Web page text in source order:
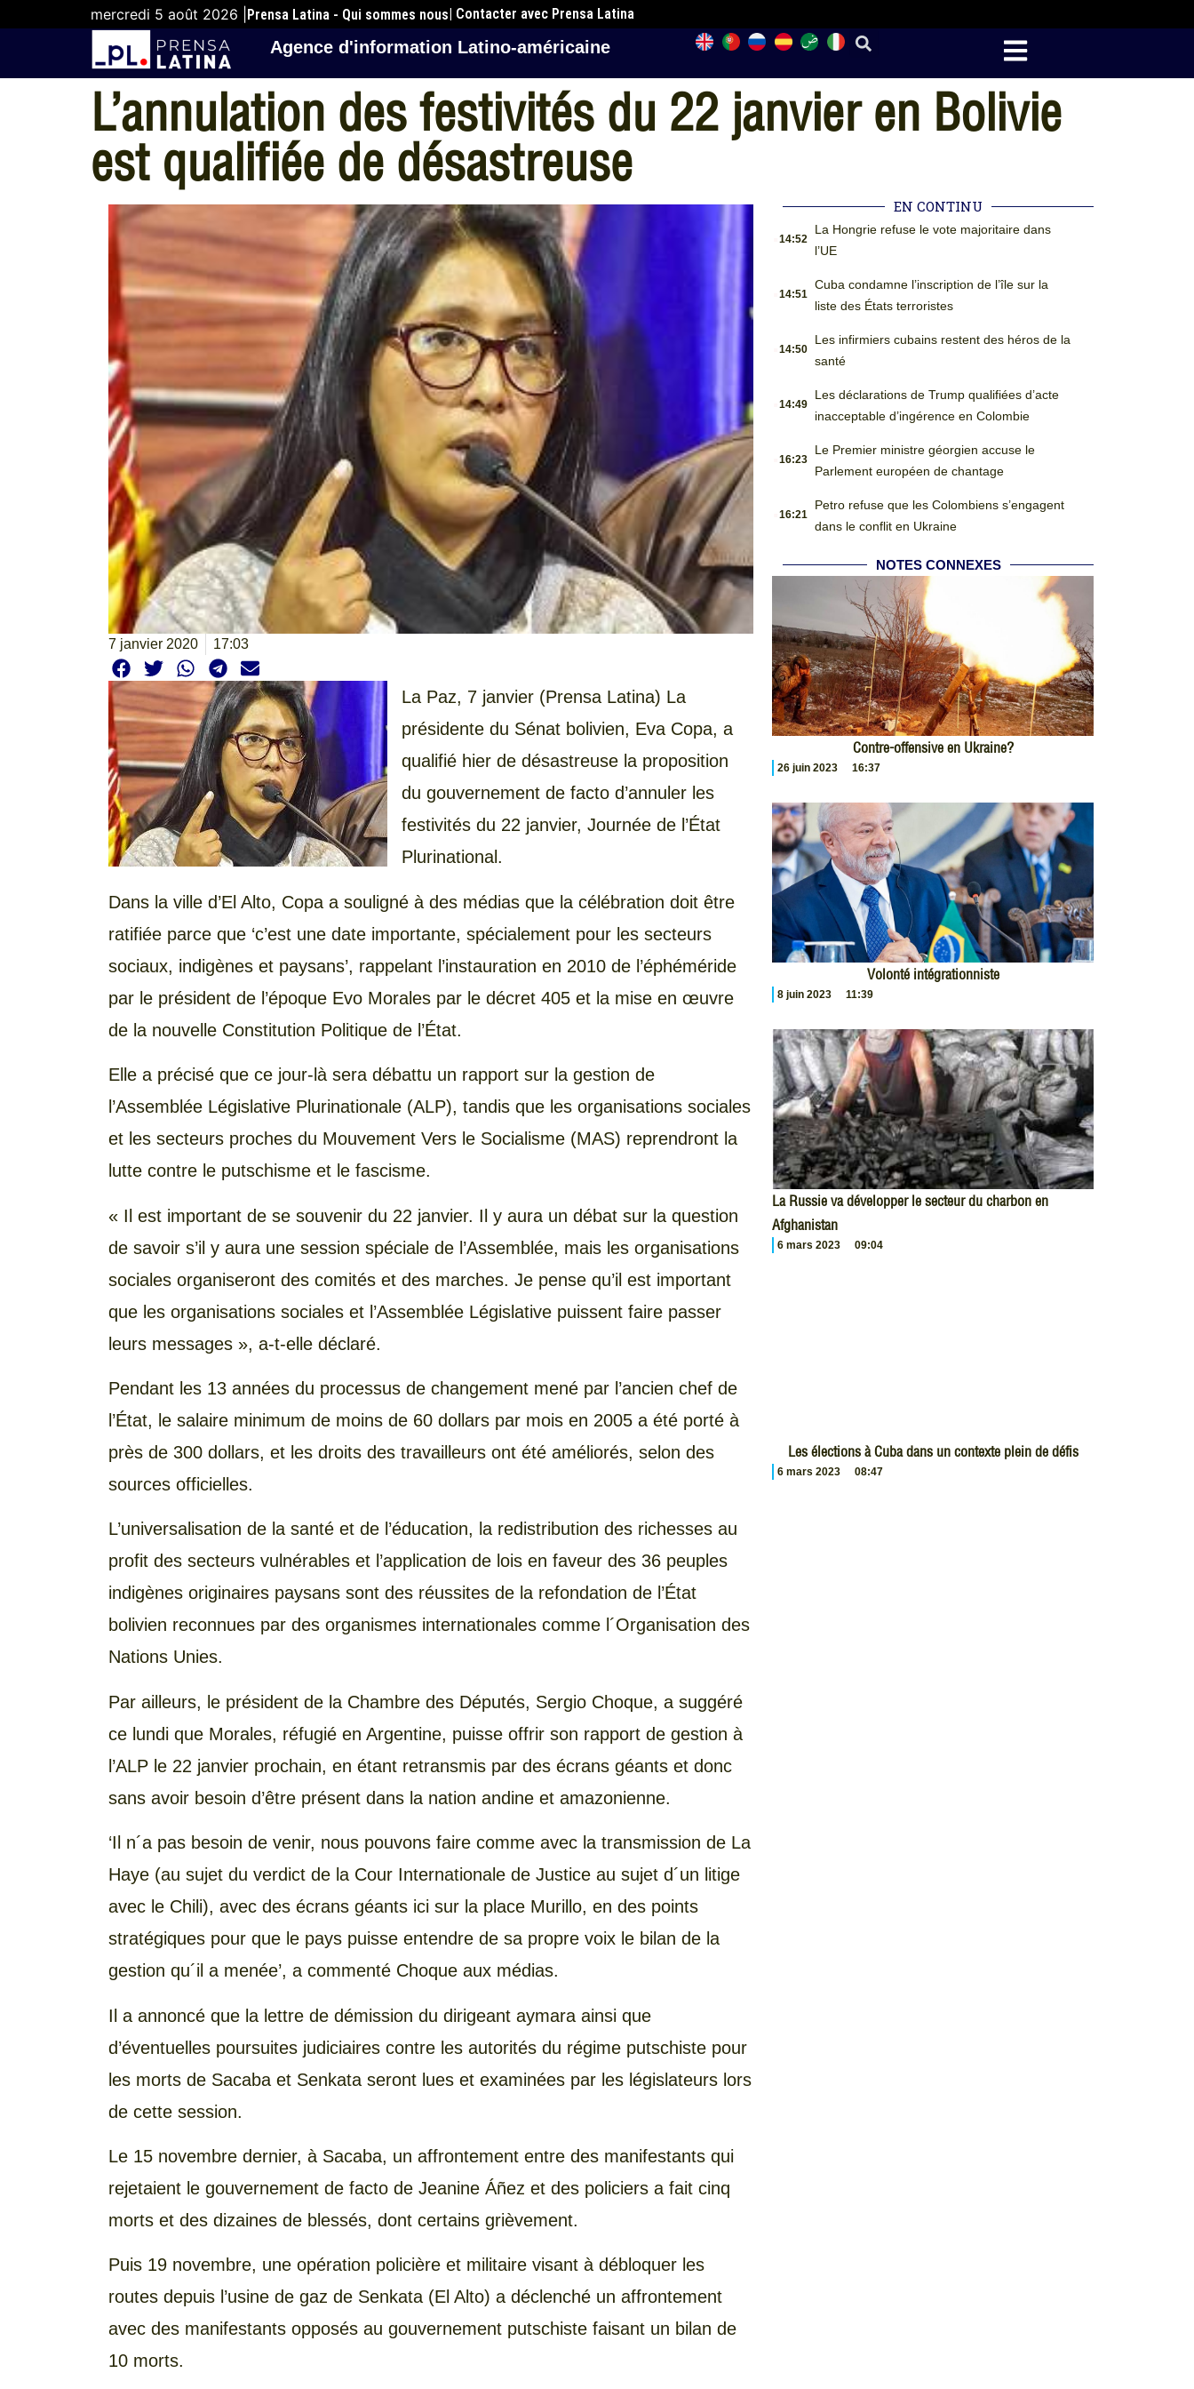
mercredi 5 août 2026 | Prensa Latina - Qui sommes nous| Contacter avec Prensa Latina
Agence d'information Latino-américaine
L’annulation des festivités du 22 janvier en Bolivie
est qualifiée de désastreuse
7 janvier 2020 17:03
La Paz, 7 janvier (Prensa Latina) La
présidente du Sénat bolivien, Eva Copa, a
qualifié hier de désastreuse la proposition
du gouvernement de facto d’annuler les
festivités du 22 janvier, Journée de l’État
Plurinational.
Dans la ville d’El Alto, Copa a souligné à des médias que la célébration doit être
ratifiée parce que ‘c’est une date importante, spécialement pour les secteurs
sociaux, indigènes et paysans’, rappelant l’instauration en 2010 de l’éphéméride
par le président de l’époque Evo Morales par le décret 405 et la mise en œuvre
de la nouvelle Constitution Politique de l’État.
Elle a précisé que ce jour-là sera débattu un rapport sur la gestion de
l’Assemblée Législative Plurinationale (ALP), tandis que les organisations sociales
et les secteurs proches du Mouvement Vers le Socialisme (MAS) reprendront la
lutte contre le putschisme et le fascisme.
« Il est important de se souvenir du 22 janvier. Il y aura un débat sur la question
de savoir s’il y aura une session spéciale de l’Assemblée, mais les organisations
sociales organiseront des comités et des marches. Je pense qu’il est important
que les organisations sociales et l’Assemblée Législative puissent faire passer
leurs messages », a-t-elle déclaré.
Pendant les 13 années du processus de changement mené par l’ancien chef de
l’État, le salaire minimum de moins de 60 dollars par mois en 2005 a été porté à
près de 300 dollars, et les droits des travailleurs ont été améliorés, selon des
sources officielles.
L’universalisation de la santé et de l’éducation, la redistribution des richesses au
profit des secteurs vulnérables et l’application de lois en faveur des 36 peuples
indigènes originaires paysans sont des réussites de la refondation de l’État
bolivien reconnues par des organismes internationales comme l´Organisation des
Nations Unies.
Par ailleurs, le président de la Chambre des Députés, Sergio Choque, a suggéré
ce lundi que Morales, réfugié en Argentine, puisse offrir son rapport de gestion à
l’ALP le 22 janvier prochain, en étant retransmis par des écrans géants et donc
sans avoir besoin d’être présent dans la nation andine et amazonienne.
‘Il n´a pas besoin de venir, nous pouvons faire comme avec la transmission de La
Haye (au sujet du verdict de la Cour Internationale de Justice au sujet d´un litige
avec le Chili), avec des écrans géants ici sur la place Murillo, en des points
stratégiques pour que le pays puisse entendre de sa propre voix le bilan de la
gestion qu´il a menée’, a commenté Choque aux médias.
Il a annoncé que la lettre de démission du dirigeant aymara ainsi que
d’éventuelles poursuites judiciaires contre les autorités du régime putschiste pour
les morts de Sacaba et Senkata seront lues et examinées par les législateurs lors
de cette session.
Le 15 novembre dernier, à Sacaba, un affrontement entre des manifestants qui
rejetaient le gouvernement de facto de Jeanine Áñez et des policiers a fait cinq
morts et des dizaines de blessés, dont certains grièvement.
Puis 19 novembre, une opération policière et militaire visant à débloquer les
routes depuis l’usine de gaz de Senkata (El Alto) a déclenché un affrontement
avec des manifestants opposés au gouvernement putschiste faisant un bilan de
10 morts.
EN CONTINU
14:52
La Hongrie refuse le vote majoritaire dans
l’UE
14:51
Cuba condamne l’inscription de l’île sur la
liste des États terroristes
14:50
Les infirmiers cubains restent des héros de la
santé
14:49
Les déclarations de Trump qualifiées d’acte
inacceptable d’ingérence en Colombie
16:23
Le Premier ministre géorgien accuse le
Parlement européen de chantage
16:21
Petro refuse que les Colombiens s’engagent
dans le conflit en Ukraine
NOTES CONNEXES
Contre-offensive en Ukraine?
26 juin 2023 16:37
Volonté intégrationniste
8 juin 2023 11:39
La Russie va développer le secteur du charbon en
Afghanistan
6 mars 2023 09:04
Les élections à Cuba dans un contexte plein de défis
6 mars 2023 08:47